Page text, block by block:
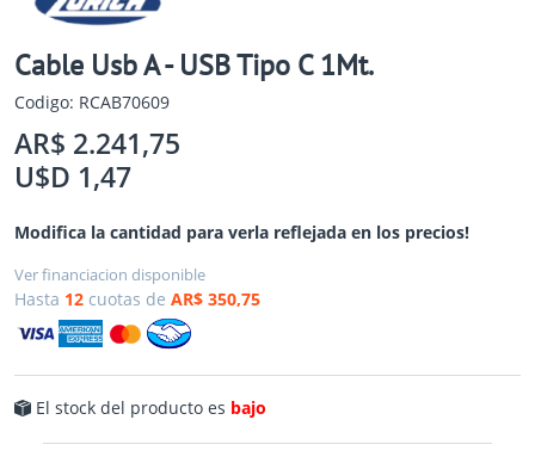
Cable Usb A - USB Tipo C 1Mt.
Codigo: RCAB70609
AR$ 2.241,75
U$D 1,47
Modifica la cantidad para verla reflejada en los precios!
Ver financiacion disponible
Hasta 12 cuotas de AR$ 350,75
El stock del producto es bajo